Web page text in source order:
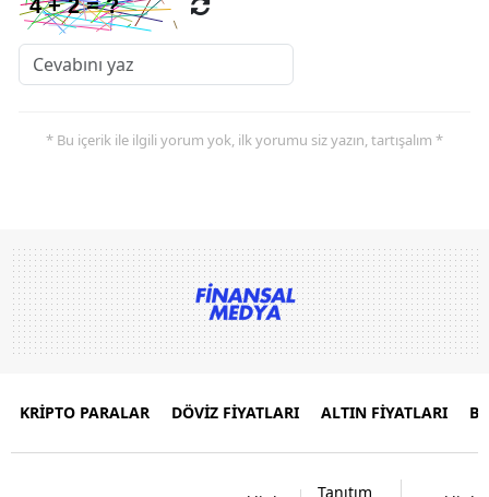
* Bu içerik ile ilgili yorum yok, ilk yorumu siz yazın, tartışalım *
KRİPTO PARALAR DÖVİZ FİYATLARI ALTIN FİYATLARI
Tanıtım